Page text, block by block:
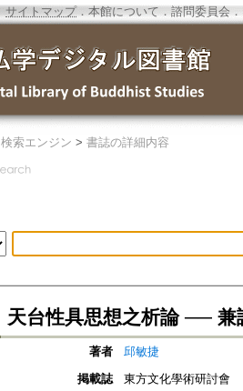
サイトマップ．本館について ． 諮問委員会 ．
検索エンジン > 書誌の詳細内容
天台性具思想之析論 ── 兼
著者
邱敏捷
掲載誌
東方文化學術研討會